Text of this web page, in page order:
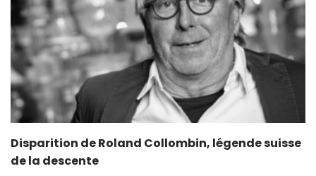
Disparition de Roland Collombin, légende suisse
de la descente